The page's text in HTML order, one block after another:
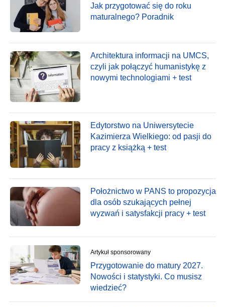
Jak przygotować się do roku
maturalnego? Poradnik
Architektura informacji na UMCS,
czyli jak połączyć humanistykę z
nowymi technologiami + test
Edytorstwo na Uniwersytecie
Kazimierza Wielkiego: od pasji do
pracy z książką + test
Położnictwo w PANS to propozycja
dla osób szukających pełnej
wyzwań i satysfakcji pracy + test
Artykuł sponsorowany
Przygotowanie do matury 2027.
Nowości i statystyki. Co musisz
wiedzieć?